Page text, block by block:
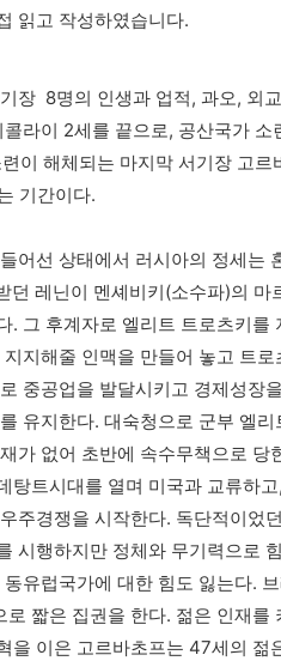
읽고 작성하였습니다.
장  8명의 인생과 업적, 과오, 외
라이 2세를 끝으로, 공산국가 소
이 해체되는 마지막 서기장 고르
기간이다.
어선 상태에서 러시아의 정세는
던 레닌이 멘셰비키(소수파)의 마
. 그 후계자로 엘리트 트로츠키를
지해줄 인맥을 만들어 놓고 트
중공업을 발달시키고 경제성장
유지한다. 대숙청으로 군부 엘
가 없어 초반에 속수무책으로 당
탕트시대를 열며 미국과 교류하
주경쟁을 시작한다. 독단적이었
시행하지만 정체와 무기력으로
유럽국가에 대한 힘도 잃는다.
짧은 집권을 한다. 젊은 인재를
을 이은 고르바초프는 47세의 젊